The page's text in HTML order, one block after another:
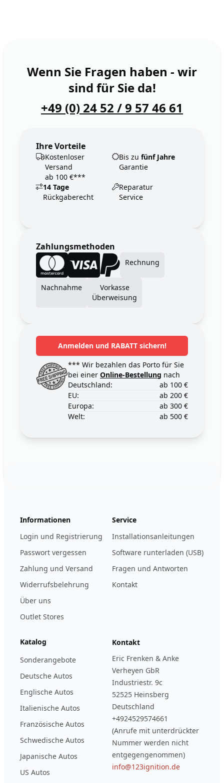
Wenn Sie Fragen haben - wir
sind für Sie da!
+49 (0) 24 52 / 9 57 46 61
Ihre Vorteile
Kostenloser
Versand
ab 100 €***
Bis zu fünf Jahre
Garantie
14 Tage
Rückgaberecht
Reparatur
Service
Zahlungsmethoden
Rechnung
Nachnahme
Vorkasse
Überweisung
Anmelden und RABATT sichern!
*** Wir bezahlen das Porto für Sie
bei einer Online-Bestellung nach
Deutschland:
ab 100 €
EU:
ab 200 €
Europa:
ab 300 €
Welt:
ab 500 €
Informationen
Login und Registrierung
Passwort vergessen
Zahlung und Versand
Widerrufsbelehrung
Über uns
Outlet Stores
Service
Installationsanleitungen
Software runterladen (USB)
Fragen und Antworten
Kontakt
Katalog
Sonderangebote
Deutsche Autos
Englische Autos
Italienische Autos
Französische Autos
Schwedische Autos
Japanische Autos
US Autos
Kontakt
Eric Frenken & Anke
Verheyen GbR
Industriestr. 9c
52525 Heinsberg
Deutschland
+4924529574661
(Anrufe mit unterdrückter
Nummer werden nicht
entgegengenommen)
info@123ignition.de